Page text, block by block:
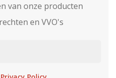
van onze producten
en VVO's